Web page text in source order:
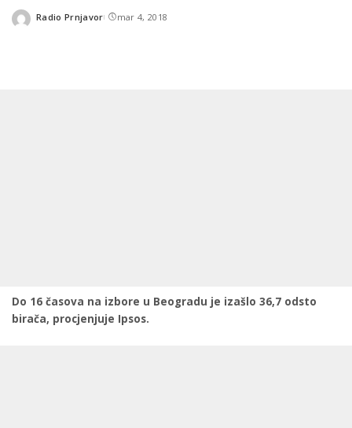
Posted
Radio Prnjavor mar 4, 2018
Do 16 časova na izbore u Beogradu je izašlo 36,7 odsto
birača, procjenjuje Ipsos.